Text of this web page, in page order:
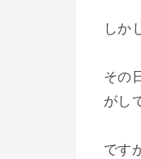
しか
その
がし
です